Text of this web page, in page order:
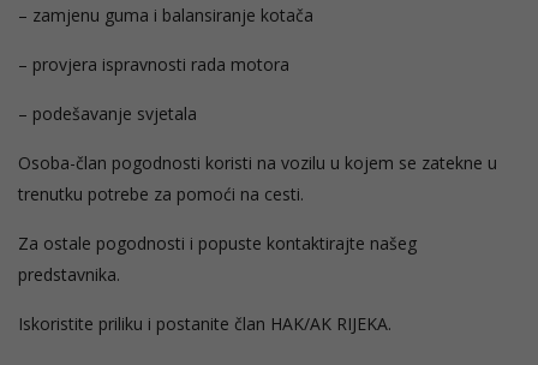
– zamjenu guma i balansiranje kotača
– provjera ispravnosti rada motora
– podešavanje svjetala
Osoba-član pogodnosti koristi na vozilu u kojem se zatekne u
trenutku potrebe za pomoći na cesti.
Za ostale pogodnosti i popuste kontaktirajte našeg
predstavnika.
Iskoristite priliku i postanite član HAK/AK RIJEKA.